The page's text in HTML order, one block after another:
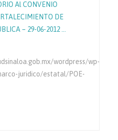
Al CONVENIO
DE
– 29-06-2012 …
wordpress/wp-
juridico/estatal/POE-